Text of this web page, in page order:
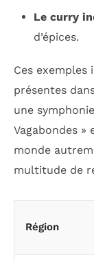
Le curry
d’épices.
Ces exemples
présentes
une
Vagabondes
monde
multitude de
Région